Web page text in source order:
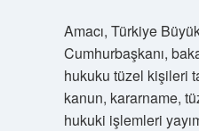
Amacı, Türkiye
Cumhurbaşkanı,
hukuku tüzel kişileri
kanun, kararname,
hukuki işlemleri